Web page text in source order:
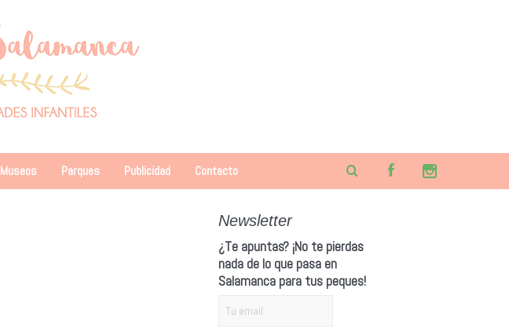
Museos Parques Publicidad Contacto
Newsletter
¿Te apuntas? ¡No te pierdas
nada de lo que pasa en
Salamanca para tus peques!